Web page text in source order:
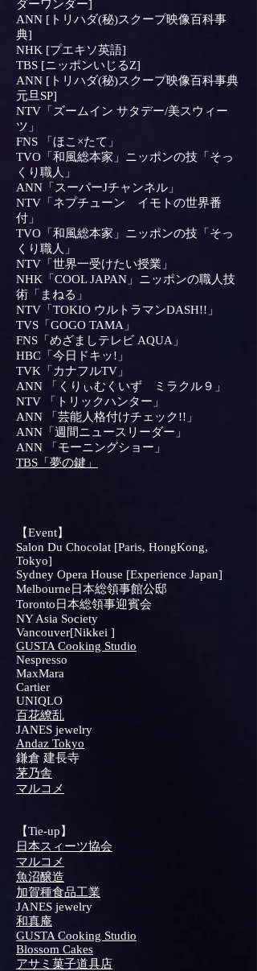
ダーワンダー]
ANN [トリハダ(秘)スクープ映像百科事
典]
NHK [プエキソ英語]
TBS [ニッポンいじるZ]
ANN [トリハダ(秘)スクープ映像百科事典
元旦SP]
NTV「ズームイン サタデー/美スウィー
ツ」
FNS 「ほこ×たて」
TVO「和風総本家」ニッポンの技「そっ
くり職人」
ANN「スーパーJチャンネル」
NTV「ネプチューン イモトの世界番
付」
TVO「和風総本家」ニッポンの技「そっ
くり職人」
NTV「世界一受けたい授業」
NHK「COOL JAPAN」ニッポンの職人技
術「まねる」
NTV「TOKIO ウルトラマンDASH!!」
TVS「GOGO TAMA」
FNS「めざましテレビ AQUA」
HBC「今日ドキッ!」
TVK「カナフルTV」
ANN 「くりぃむくいず ミラクル９」
NTV 「トリックハンター」
ANN 「芸能人格付けチェック!!」
ANN「週間ニュースリーダー」
ANN 「モーニングショー」
TBS「夢の鍵」
【Event】
Salon Du Chocolat [Paris, HongKong,
Tokyo]
Sydney Opera House [Experience Japan]
Melbourne日本総領事館公邸
Toronto日本総領事迎賓会
NY Asia Society
Vancouver[Nikkei ]
GUSTA Cooking Studio
Nespresso
MaxMara
Cartier
UNIQLO
​百花繚乱
JANES jewelry
Andaz Tokyo
鎌倉 建長寺
茅乃舎
​マルコメ
【Tie-up】
日本スィーツ協会
​マルコメ
魚沼醸造
加賀種食品工業
JANES jewelry
和真庵
GUSTA Cooking Studio
Blossom Cakes
アサミ菓子道具店